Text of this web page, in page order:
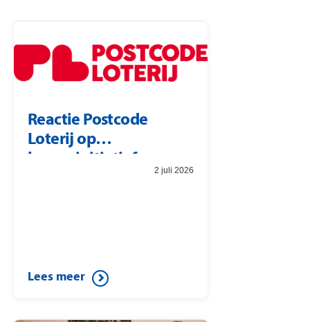
Reactie Postcode
Loterij op
burgerinitiatief
2 juli 2026
Lees meer